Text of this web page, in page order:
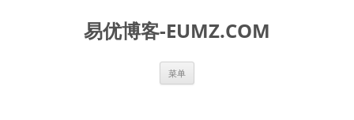
易优博客-EUMZ.COM
菜单